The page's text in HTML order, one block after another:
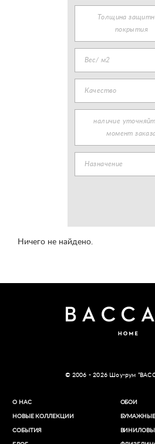
Толщина
покрытия
Вес/ м2
Качество
наличие
момент
Назначение
Ничего не найдено.
© 2006 - 2026 Шоу-рум
О НАС
НОВЫЕ КОЛЛЕКЦИИ
СОБЫТИЯ
ОБОИ